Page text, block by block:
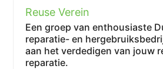
Reuse Verein
Een groep van enthousiaste
reparatie- en
aan het verdedigen van jouw
reparatie.